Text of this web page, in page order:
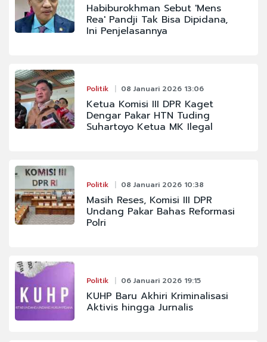
Habiburokhman Sebut 'Mens
Rea' Pandji Tak Bisa Dipidana,
Ini Penjelasannya
Politik 08 Januari 2026 13:06
Ketua Komisi III DPR Kaget
Dengar Pakar HTN Tuding
Suhartoyo Ketua MK Ilegal
Politik 08 Januari 2026 10:38
Masih Reses, Komisi III DPR
Undang Pakar Bahas Reformasi
Polri
Politik 06 Januari 2026 19:15
KUHP Baru Akhiri Kriminalisasi
Aktivis hingga Jurnalis